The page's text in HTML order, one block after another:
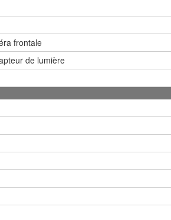
frontale
de lumière